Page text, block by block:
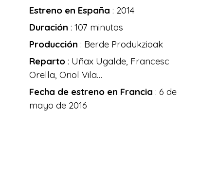
Estreno en España : 2014
Duración : 107 minutos
Producción : Berde Produkzioak
Reparto : Uñax Ugalde, Francesc
Orella, Oriol Vila…
Fecha de estreno en Francia : 6 de
mayo de 2016